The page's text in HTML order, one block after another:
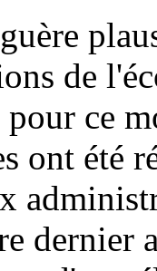
de
ce
ont été
dernier